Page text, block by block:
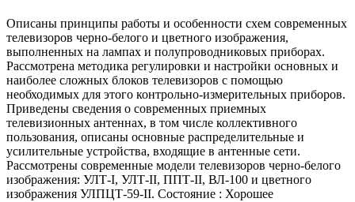
Описаны принципы работы и особенности схем современных
телевизоров черно-белого и цветного изображения,
выполненных на лампах и полупроводниковых приборах.
Рассмотрена методика регулировки и настройки основных и
наиболее сложных блоков телевизоров с помощью
необходимых для этого контрольно-измерительных приборов.
Приведены сведения о современных приемных
телевизионных антеннах, в том числе коллективного
пользования, описаны основные распределительные и
усилительные устройства, входящие в антенные сети.
Рассмотрены современные модели телевизоров черно-белого
изображения: УЛТ-I, УЛТ-II, ППТ-II, ВЛ-100 и цветного
изображения УЛПЦТ-59-II. Состояние : Хорошее